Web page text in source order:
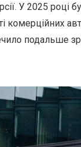
У 2025 році
комерційних
подальше